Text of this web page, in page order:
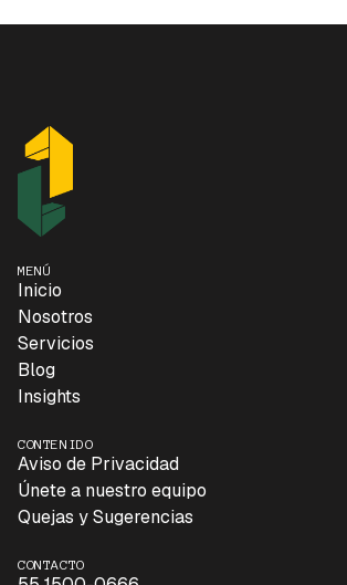
MENÚ
Inicio
Nosotros
Servicios
Blog
Insights
CONTENIDO
Aviso de Privacidad
Únete a nuestro equipo
Quejas y Sugerencias
CONTACTO